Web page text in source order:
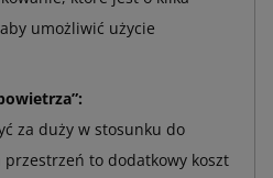
umożliwić użycie
za duży w stosunku do
to dodatkowy koszt